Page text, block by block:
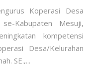
Koperasi Desa
Kabupaten Mesuji,
kompetensi
Desa/Kelurahan
SE.,...